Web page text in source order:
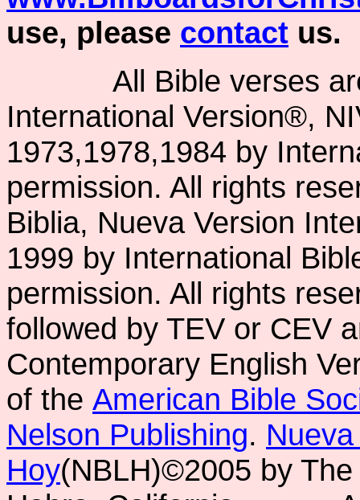
use, please contact us.
All Bible verses
International Version®,
1973,1978,1984 by
permission. All rights
Biblia, Nueva Version
1999 by International
permission. All rights
followed by TEV or CEV
Contemporary English
of the American Bible
Nelson Publishing.
Hoy(NBLH)©2005 by